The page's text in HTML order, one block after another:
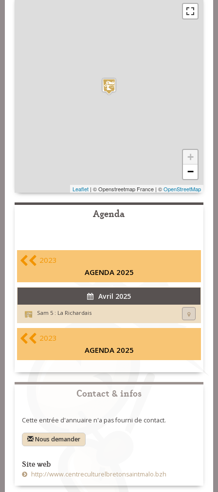
+
−
Leaflet | © Openstreetmap France | ©OpenStreetMap
Agenda
2023
AGENDA 2025
Avril 2025
Sam 5 : La Richardais
2023
AGENDA 2025
Contact & infos
Cette entrée d'annuaire n'a pas fourni de contact.
Nous demander
Site web
http://www.centreculturelbretonsaintmalo.bzh